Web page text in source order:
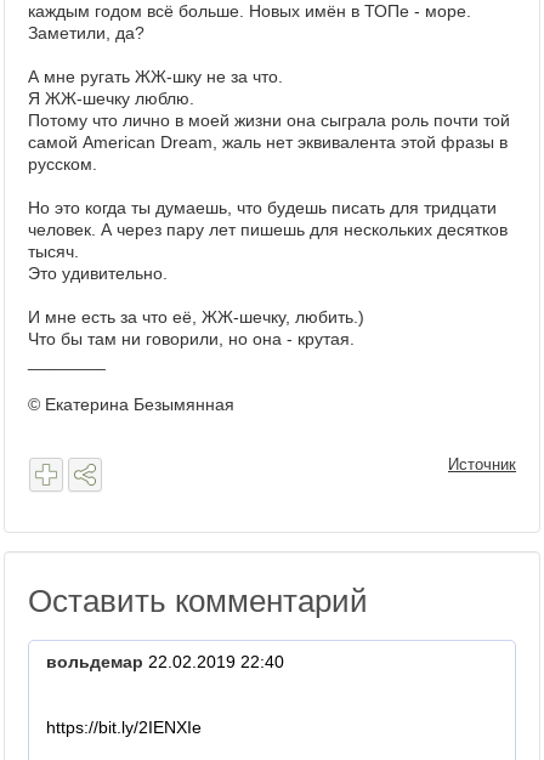
каждым годом всё больше. Новых имён в ТОПе - море.
Заметили, да?
А мне ругать ЖЖ-шку не за что.
Я ЖЖ-шечку люблю.
Потому что лично в моей жизни она сыграла роль почти той
самой American Dream, жаль нет эквивалента этой фразы в
русском.
Но это когда ты думаешь, что будешь писать для тридцати
человек. А через пару лет пишешь для нескольких десятков
тысяч.
Это удивительно.
И мне есть за что её, ЖЖ-шечку, любить.)
Что бы там ни говорили, но она - крутая.
© Екатерина Безымянная
Источник
Оставить комментарий
вольдемар 22.02.2019 22:40
https://bit.ly/2IENXIe